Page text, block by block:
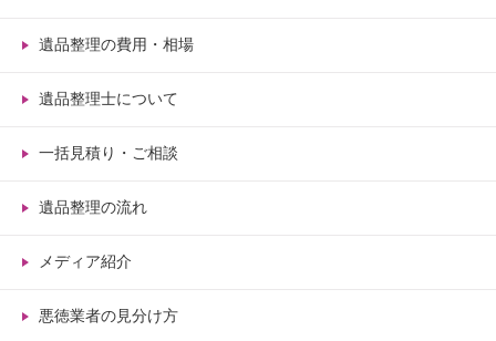
遺品整理の費用・相場
遺品整理士について
一括見積り・ご相談
遺品整理の流れ
メディア紹介
悪徳業者の見分け方